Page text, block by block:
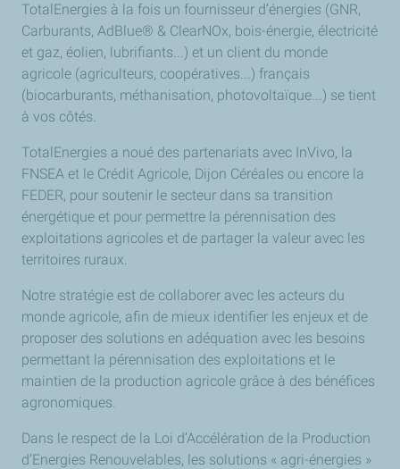
TotalEnergies à la fois un fournisseur d’énergies (GNR,
Carburants, AdBlue® & ClearNOx, bois-énergie, électricité
et gaz, éolien, lubrifiants...) et un client du monde
agricole (agriculteurs, coopératives...) français
(biocarburants, méthanisation, photovoltaïque...) se tient
à vos côtés.
TotalEnergies a noué des partenariats avec InVivo, la
FNSEA et le Crédit Agricole, Dijon Céréales ou encore la
FEDER, pour soutenir le secteur dans sa transition
énergétique et pour permettre la pérennisation des
exploitations agricoles et de partager la valeur avec les
territoires ruraux.
Notre stratégie est de collaborer avec les acteurs du
monde agricole, afin de mieux identifier les enjeux et de
proposer des solutions en adéquation avec les besoins
permettant la pérennisation des exploitations et le
maintien de la production agricole grâce à des bénéfices
agronomiques.
Dans le respect de la Loi d’Accélération de la Production
d’Energies Renouvelables, les solutions « agri-énergies »